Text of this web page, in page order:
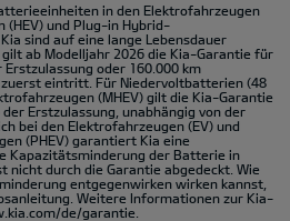
in den Elektrofahrzeugen
(HEV) und Plug-in Hybrid-
sind auf eine lange Lebensdauer
ab Modelljahr 2026 die Kia-Garantie für
Erstzulassung oder 160.000 km
eintritt. Für Niedervoltbatterien (48
(MHEV) gilt die Kia-Garantie
Erstzulassung, unabhängig von der
bei den Elektrofahrzeugen (EV) und
(PHEV) garantiert Kia eine
Kapazitätsminderung der Batterie in
nicht durch die Garantie abgedeckt. Wie
entgegenwirken wirken kannst,
Weitere Informationen zur Kia-
de/garantie.